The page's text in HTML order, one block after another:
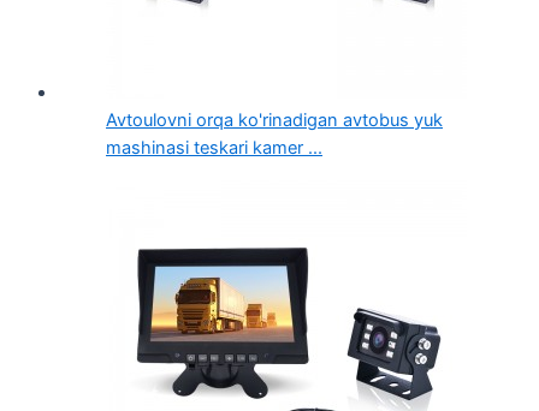
Avtoulovni orqa ko'rinadigan avtobus yuk
mashinasi teskari kamer ...